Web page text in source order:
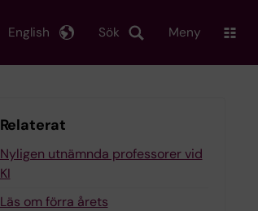
Sök
English Meny
Relaterat
Nyligen utnämnda professorer vid
KI
Läs om förra årets